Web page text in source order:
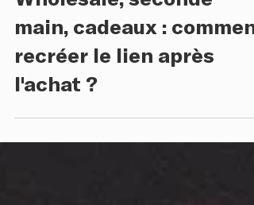
22 avr.
6 min de lecture
Wholesale, seconde
main, cadeaux : comment
recréer le lien après
l'achat ?